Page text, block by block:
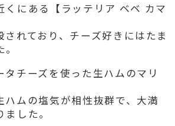
くにある【ラッテリア ベベ カマ
れており、チーズ好きにはたま
タチーズを使った生ハムのマリ
ハムの塩気が相性抜群で、大満
した。